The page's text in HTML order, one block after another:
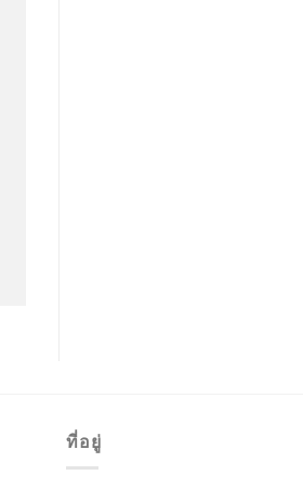
ที่อยู่